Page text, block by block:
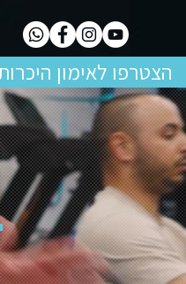
הצטרפו לאימון